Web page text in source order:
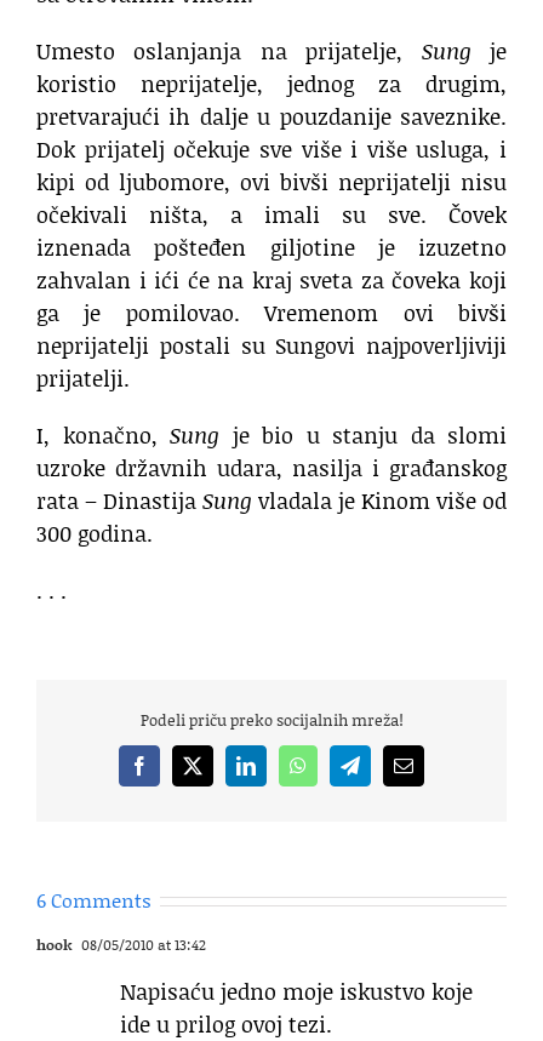
Umesto oslanjanja na prijatelje, Sung je
koristio neprijatelje, jednog za drugim,
pretvarajući ih dalje u pouzdanije saveznike.
Dok prijatelj očekuje sve više i više usluga, i
kipi od ljubomore, ovi bivši neprijatelji nisu
očekivali ništa, a imali su sve. Čovek
iznenada pošteđen giljotine je izuzetno
zahvalan i ići će na kraj sveta za čoveka koji
ga je pomilovao. Vremenom ovi bivši
neprijatelji postali su Sungovi najpoverljiviji
prijatelji.
I, konačno, Sung je bio u stanju da slomi
uzroke državnih udara, nasilja i građanskog
rata – DinastijaSung vladala je Kinom više od
300 godina.
. . .
Podeli priču preko socijalnih mreža!
Facebook
X LinkedInWhatsAppTelegramEmail
6 Comments
hook 08/05/2010 at 13:42
Napisaću jedno moje iskustvo koje
ide u prilog ovoj tezi.